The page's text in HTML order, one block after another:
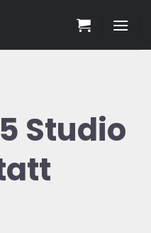
Studio